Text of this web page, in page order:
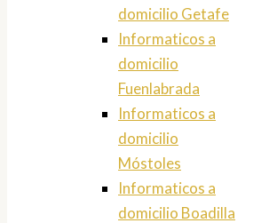
domicilio Getafe
Informaticos a
domicilio
Fuenlabrada
Informaticos a
domicilio
Móstoles
Informaticos a
domicilio Boadilla